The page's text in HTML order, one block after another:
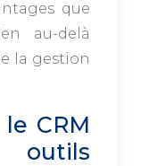
que
au-delà
la gestion
CRM